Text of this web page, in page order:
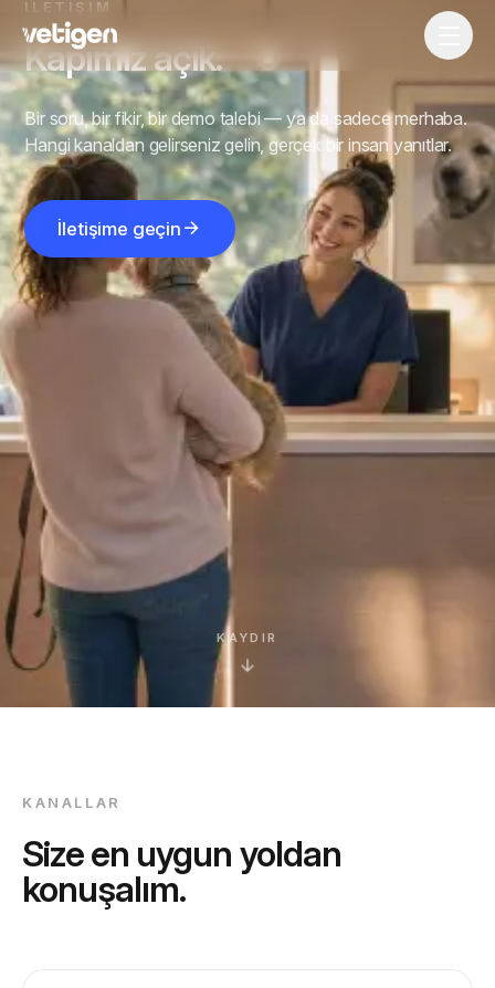
İLETIŞIM
Kapımız açık.
Bir soru, bir fikir, bir demo talebi — ya da sadece merhaba.
Hangi kanaldan gelirseniz gelin, gerçek bir insan yanıtlar.
İletişime geçin
KAYDIR
KANALLAR
Size en uygun yoldan
konuşalım.